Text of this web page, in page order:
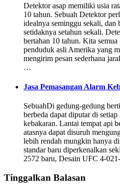
Detektor asap memiliki usia
10 tahun. Sebuah Detektor
idealnya seminggu sekali,
setidaknya setahun sekali.
bertahan 10 tahun. Kita
penduduk asli Amerika yang
mengirim pesan sederhana
…
Jasa Pemasangan Alarm
SebuahDi gedung-gedung
berbeda dapat diputar di
kebakaran. Lantai tempat api
atasnya dapat disuruh
lebih rendah mungkin hanya
standar baru diperkenalkan
2572 baru, Desain UFC 4-
Tinggalkan Balasan